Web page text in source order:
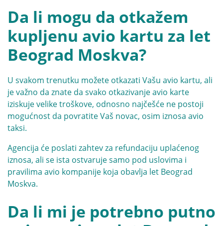
Da li mogu da otkažem
kupljenu avio kartu za let
Beograd Moskva?
U svakom trenutku možete otkazati Vašu avio kartu, ali
je važno da znate da svako otkazivanje avio karte
iziskuje velike troškove, odnosno najčešće ne postoji
mogućnost da povratite Vaš novac, osim iznosa avio
taksi.
Agencija će poslati zahtev za refundaciju uplaćenog
iznosa, ali se ista ostvaruje samo pod uslovima i
pravilima avio kompanije koja obavlja let Beograd
Moskva.
Da li mi je potrebno putno